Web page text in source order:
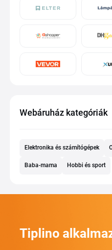
Webáruház kategóriák
Elektronika és számítógépek
Baba-mama Hobbi és sport
Tiplino